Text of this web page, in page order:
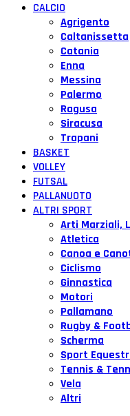
CALCIO
Agrigento
Caltanissetta
Catania
Enna
Messina
Palermo
Ragusa
Siracusa
Trapani
BASKET
VOLLEY
FUTSAL
PALLANUOTO
ALTRI SPORT
Arti Marziali,
Atletica
Canoa e
Ciclismo
Ginnastica
Motori
Pallamano
Rugby &
Scherma
Sport
Tennis &
Vela
Altri